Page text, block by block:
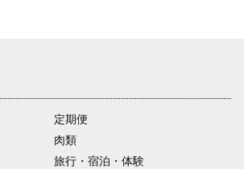
定期便
肉類
旅行・宿泊・体験